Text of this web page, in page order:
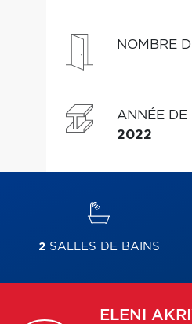
NOMBRE
ANNÉE DE
2022
2SALLES DE BAINS
ELENI